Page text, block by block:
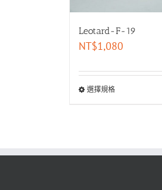
Leotard-F-19
NT$1,080
選擇規格